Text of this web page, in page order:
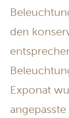
den
Exponat